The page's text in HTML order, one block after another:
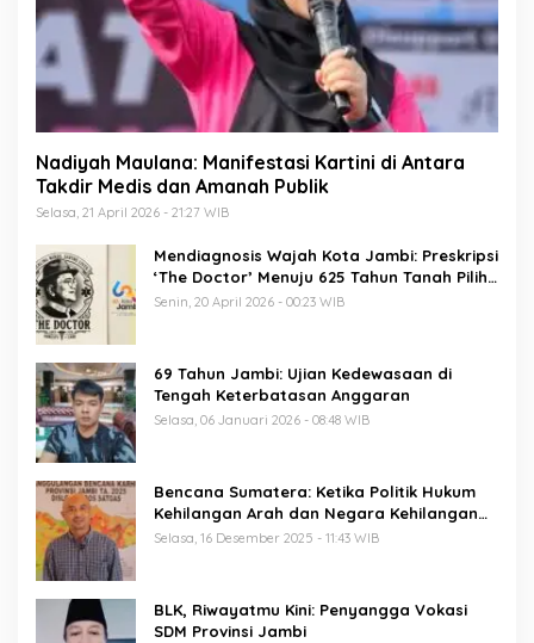
Nadiyah Maulana: Manifestasi Kartini di Antara
Takdir Medis dan Amanah Publik
Selasa, 21 April 2026 - 21:27 WIB
Mendiagnosis Wajah Kota Jambi: Preskripsi
‘The Doctor’ Menuju 625 Tahun Tanah Pilih
Pusako Batuah
Senin, 20 April 2026 - 00:23 WIB
69 Tahun Jambi: Ujian Kedewasaan di
Tengah Keterbatasan Anggaran
Selasa, 06 Januari 2026 - 08:48 WIB
Bencana Sumatera: Ketika Politik Hukum
Kehilangan Arah dan Negara Kehilangan
Keberanian
Selasa, 16 Desember 2025 - 11:43 WIB
BLK, Riwayatmu Kini: Penyangga Vokasi
SDM Provinsi Jambi